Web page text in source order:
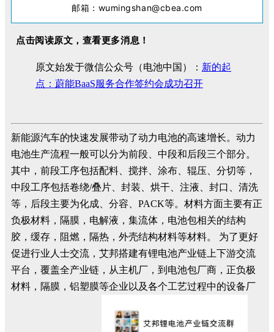
邮箱：wumingshan@cbea.com
点击阅读原文，查看更多消息！
原文始发于微信公众号（电池中国）： 新的起
点：蔚能BaaS服务合作签约会成功召开
新能源汽车的快速发展带动了动力电池的高速增长。动力
电池生产流程一般可以分为前段、中段和后段三个部分。
其中，前段工序包括配料、搅拌、涂布、辊压、分切等，
中段工序包括卷绕/叠片、封装、烘干、注液、封口、清洗
等，后段主要为化成、分容、PACK等。材料方面主要有正
负极材料，隔膜，电解液，集流体，电池包相关的结构
胶，缓存，阻燃，隔热，外壳结构材料等材料。 为了更好
促进行业人士交流，艾邦搭建有锂电池产业链上下游交流
平台，覆盖全产业链，从主机厂，到电池包厂商，正负极
材料，隔膜，铝塑膜等企业以及各个工艺过程中的设备厂